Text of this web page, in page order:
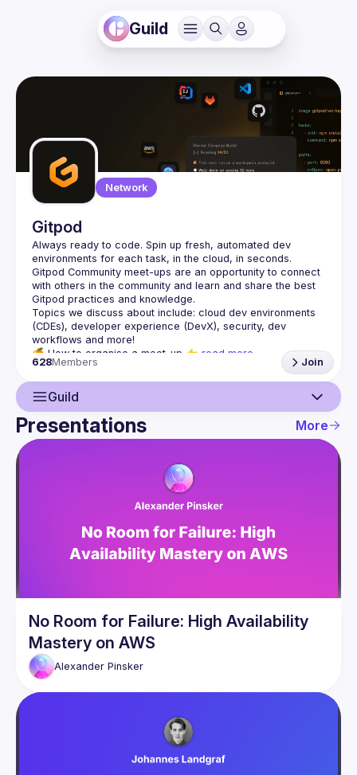
Guild
Network
Gitpod
Always ready to code. Spin up fresh, automated dev
Gitpod Community meet-ups are an opportunity to connect
with others in the community and learn and share the best
Topics we discuss about include: cloud dev environments
(CDEs), developer experience (DevX), security, dev
🍊 How to organise a meet-up 👉 read more
628Members Join
Guild
Guild
Presentations
Members
Presentations More
No Room for Failure: High Availability
Mastery on AWS
Alexander Pinsker